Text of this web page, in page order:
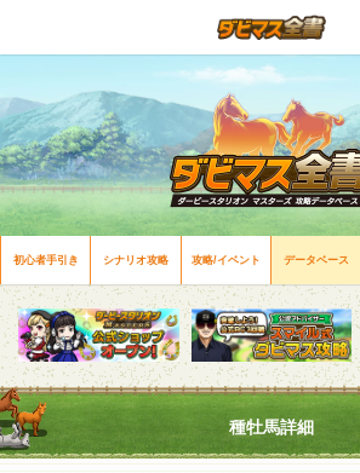
初心者手引き シナリオ攻略 攻略/イベント データベース
種牡馬詳細